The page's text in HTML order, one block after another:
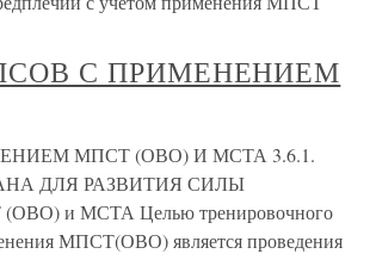
С ПРИМЕНЕНИЕМ
МПСТ (ОВО) И МСТА 3.6.1.
ДЛЯ РАЗВИТИЯ СИЛЫ
и МСТА Целью тренировочного
МПСТ(ОВО) является проведения